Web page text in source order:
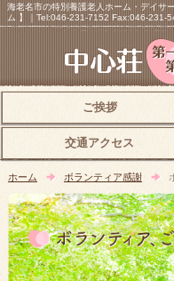
海老名市の特別養護老人ホーム・デイサ
ム 】｜Tel:046-231-7152 Fax:046-231-
ご挨拶
交通アクセス
ホーム ボランティア感謝